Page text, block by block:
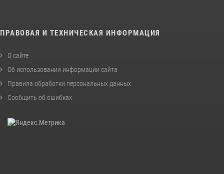
ПРАВОВАЯ И ТЕХНИЧЕСКАЯ ИНФОРМАЦИЯ
О сайте
Об использовании информации сайта
Правила обработки персональных данных
Сообщить об ошибках